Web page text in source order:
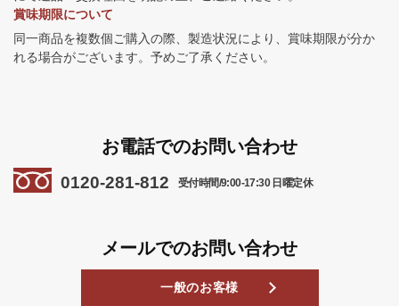
賞味期限について
同一商品を複数個ご購入の際、製造状況により、賞味期限が分か
れる場合がございます。予めご了承ください。
お電話でのお問い合わせ
0120-281-812 受付時間/9:00-17:30 日曜定休
メールでのお問い合わせ
一般のお客様